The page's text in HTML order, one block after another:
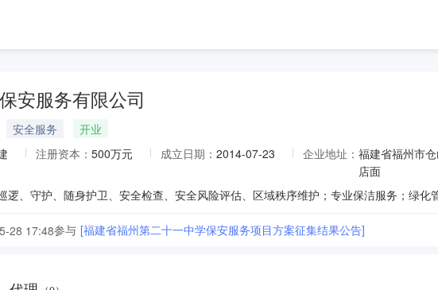
安服务有限公司
安全服务
开业
注册资本： 500万元 成立日期： 2014-07-23 企业地址： 福建省福州市
店面
28 17:48参与 [福建省福州第二十一中学保安服务项目方案征集结果公告]